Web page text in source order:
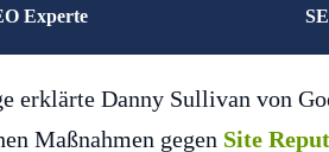
Experte
erklärte Danny Sullivan von
Maßnahmen gegen Site